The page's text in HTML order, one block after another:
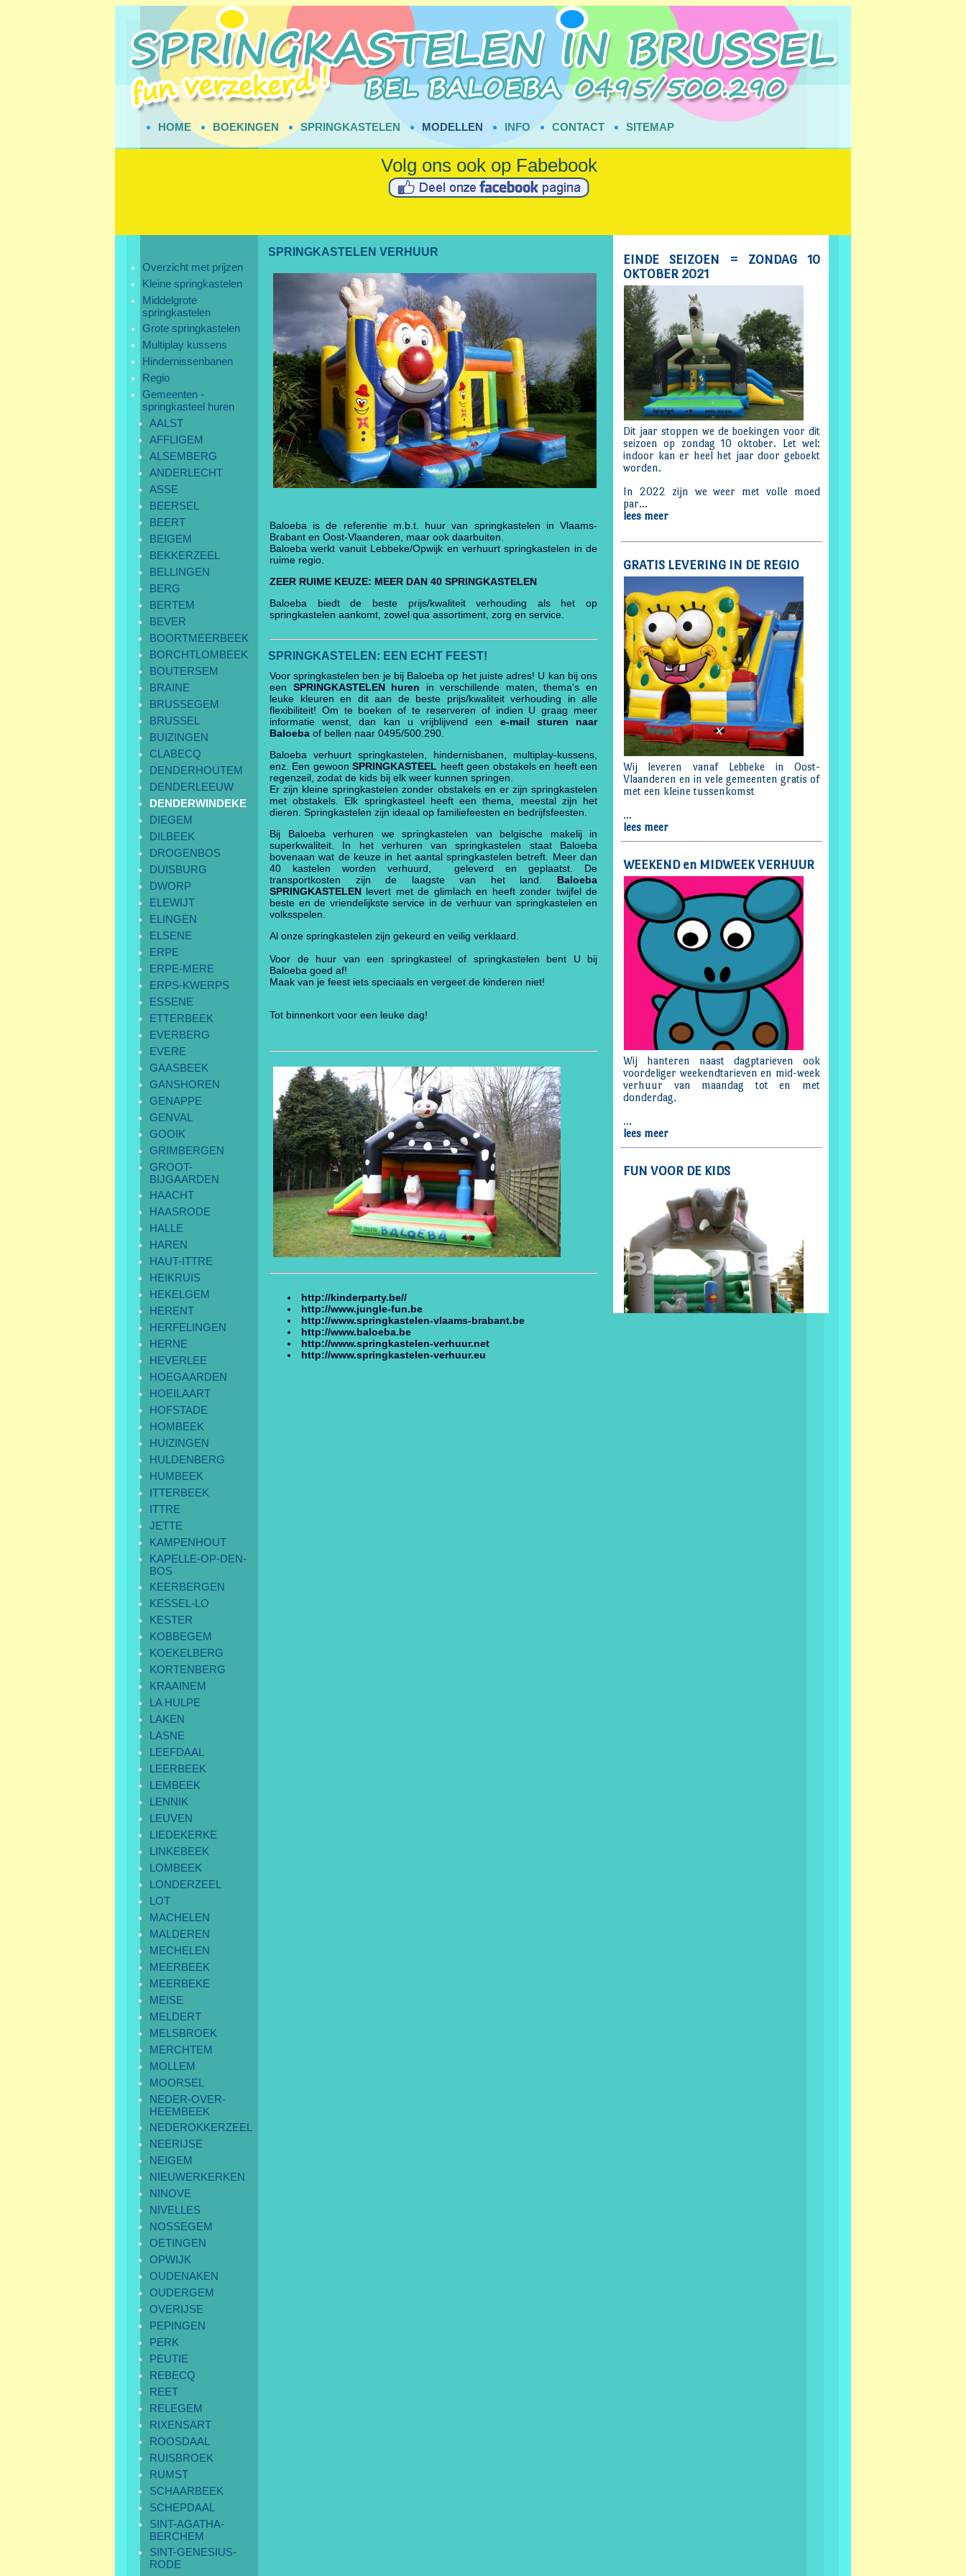
HOME BOEKINGEN SPRINGKASTELEN MODELLEN INFO CONTACT SITEMAP
Overzicht met prijzen
Kleine springkastelen
Middelgrote
springkastelen
Grote springkastelen
Multiplay kussens
Hindernissenbanen
Regio
Gemeenten -
springkasteel huren
AALST
AFFLIGEM
ALSEMBERG
ANDERLECHT
ASSE
BEERSEL
BEERT
BEIGEM
BEKKERZEEL
BELLINGEN
BERG
BERTEM
BEVER
BOORTMEERBEEK
BORCHTLOMBEEK
BOUTERSEM
BRAINE
BRUSSEGEM
BRUSSEL
BUIZINGEN
CLABECQ
DENDERHOUTEM
DENDERLEEUW
DENDERWINDEKE
DIEGEM
DILBEEK
DROGENBOS
DUISBURG
DWORP
ELEWIJT
ELINGEN
ELSENE
ERPE
ERPE-MERE
ERPS-KWERPS
ESSENE
ETTERBEEK
EVERBERG
EVERE
GAASBEEK
GANSHOREN
GENAPPE
GENVAL
GOOIK
GRIMBERGEN
GROOT-
BIJGAARDEN
HAACHT
HAASRODE
HALLE
HAREN
HAUT-ITTRE
HEIKRUIS
HEKELGEM
HERENT
HERFELINGEN
HERNE
HEVERLEE
HOEGAARDEN
HOEILAART
HOFSTADE
HOMBEEK
HUIZINGEN
HULDENBERG
HUMBEEK
ITTERBEEK
ITTRE
JETTE
KAMPENHOUT
KAPELLE-OP-DEN-
BOS
KEERBERGEN
KESSEL-LO
KESTER
KOBBEGEM
KOEKELBERG
KORTENBERG
KRAAINEM
LA HULPE
LAKEN
LASNE
LEEFDAAL
LEERBEEK
LEMBEEK
LENNIK
LEUVEN
LIEDEKERKE
LINKEBEEK
LOMBEEK
LONDERZEEL
LOT
MACHELEN
MALDEREN
MECHELEN
MEERBEEK
MEERBEKE
MEISE
MELDERT
MELSBROEK
MERCHTEM
MOLLEM
MOORSEL
NEDER-OVER-
HEEMBEEK
NEDEROKKERZEEL
NEERIJSE
NEIGEM
NIEUWERKERKEN
NINOVE
NIVELLES
NOSSEGEM
OETINGEN
OPWIJK
OUDENAKEN
OUDERGEM
OVERIJSE
PEPINGEN
PERK
PEUTIE
REBECQ
REET
RELEGEM
RIXENSART
ROOSDAAL
RUISBROEK
RUMST
SCHAARBEEK
SCHEPDAAL
SINT-AGATHA-
BERCHEM
SINT-GENESIUS-
RODE
SPRINGKASTELEN VERHUUR
Baloeba is de referentie m.b.t. huur van springkastelen in Vlaams-
Brabant en Oost-Vlaanderen, maar ook daarbuiten.
Baloeba werkt vanuit Lebbeke/Opwijk en verhuurt springkastelen in de
ruime regio.
ZEER RUIME KEUZE: MEER DAN 40 SPRINGKASTELEN
Baloeba biedt de beste prijs/kwaliteit verhouding als het op
springkastelen aankomt, zowel qua assortiment, zorg en service.
SPRINGKASTELEN: EEN ECHT FEEST!
Voor springkastelen ben je bij Baloeba op het juiste adres! U kan bij ons
een SPRINGKASTELEN huren in verschillende maten, thema's en
leuke kleuren en dit aan de beste prijs/kwaliteit verhouding in alle
flexibiliteit! Om te boeken of te reserveren of indien U graag meer
informatie wenst, dan kan u vrijblijvend een e-mail sturen naar
Baloeba of bellen naar 0495/500.290.
Baloeba verhuurt springkastelen, hindernisbanen, multiplay-kussens,
enz. Een gewoonSPRINGKASTEEL heeft geen obstakels en heeft een
regenzeil, zodat de kids bij elk weer kunnen springen.
Er zijn kleine springkastelen zonder obstakels en er zijn springkastelen
met obstakels. Elk springkasteel heeft een thema, meestal zijn het
dieren. Springkastelen zijn ideaal op familiefeesten en bedrijfsfeesten.
Bij Baloeba verhuren we springkastelen van belgische makelij in
superkwaliteit. In het verhuren van springkastelen staat Baloeba
bovenaan wat de keuze in het aantal springkastelen betreft. Meer dan
40 kastelen worden verhuurd, geleverd en geplaatst. De
transportkosten zijn de laagste van het land. Baloeba
SPRINGKASTELEN levert met de glimlach en heeft zonder twijfel de
beste en de vriendelijkste service in de verhuur van springkastelen en
volksspelen.
Al onze springkastelen zijn gekeurd en veilig verklaard.
Voor de huur van een springkasteel of springkastelen bent U bij
Baloeba goed af!
Maak van je feest iets speciaals en vergeet de kinderen niet!
Tot binnenkort voor een leuke dag!
http://kinderparty.be//
http://www.jungle-fun.be
http://www.springkastelen-vlaams-brabant.be
http://www.baloeba.be
http://www.springkastelen-verhuur.net
http://www.springkastelen-verhuur.eu